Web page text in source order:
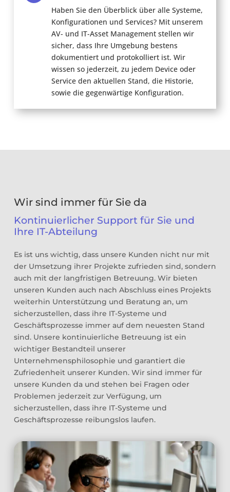
Haben Sie den Überblick über alle Systeme,
Konfigurationen und Services? Mit unserem
AV- und IT-Asset Management stellen wir
sicher, dass Ihre Umgebung bestens
dokumentiert und protokolliert ist. Wir
wissen so jederzeit, zu jedem Device oder
Service den aktuellen Stand, die Historie,
sowie die gegenwärtigeKonfiguration.
Wir sind immer für Sie da
Kontinuierlicher Support für Sie und
Ihre IT-Abteilung
Es ist uns wichtig, dass unsere Kunden nicht nur mit
der Umsetzung ihrer Projekte zufrieden sind, sondern
auch mit der langfristigen Betreuung. Wir bieten
unseren Kunden auch nach Abschluss eines Projekts
weiterhin Unterstützung und Beratung an, um
sicherzustellen, dass ihre IT-Systeme und
Geschäftsprozesse immer auf dem neuesten Stand
sind. Unsere kontinuierliche Betreuung ist ein
wichtiger Bestandteil unserer
Unternehmensphilosophie und garantiert die
Zufriedenheit unserer Kunden. Wir sind immer für
unsere Kunden da und stehen bei Fragen oder
Problemen jederzeit zur Verfügung, um
sicherzustellen, dass ihre IT-Systeme und
Geschäftsprozesse reibungslos laufen.